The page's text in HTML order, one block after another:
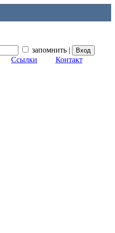
запомнить |
Ссылки Контакт